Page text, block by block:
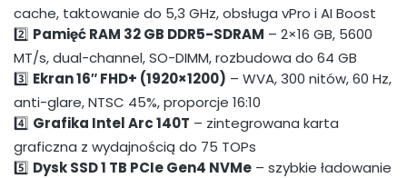
cache, taktowanie do 5,3 GHz, obsługa vPro i AI Boost
2️⃣ Pamięć RAM 32 GB DDR5-SDRAM – 2×16 GB, 5600
MT/s, dual-channel, SO-DIMM, rozbudowa do 64 GB
3️⃣ Ekran 16″ FHD+ (1920×1200) – WVA, 300 nitów, 60 Hz,
anti-glare, NTSC 45%, proporcje 16:10
4️⃣ Grafika Intel Arc 140T – zintegrowana karta
graficzna z wydajnością do 75 TOPs
5️⃣ Dysk SSD 1 TB PCIe Gen4 NVMe – szybkie ładowanie